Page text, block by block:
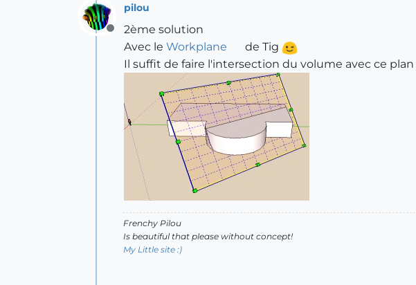
Offline
pilou
2ème solution
Avec le Workplane
de Tig
Il suffit de faire l'intersection du volume avec ce
Frenchy Pilou
Is beautiful that please without concept!
My Little site :)